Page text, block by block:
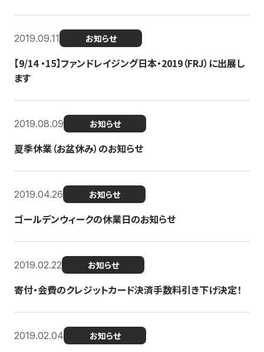
2019.09.11 お知らせ
【9/14 ・15】ファンドレイジング日本・2019（FRJ）に出展し
ます
2019.08.09 お知らせ
夏季休業（お盆休み）のお知らせ
2019.04.26 お知らせ
ゴールデンウィークの休業日のお知らせ
2019.02.22 お知らせ
寄付・会費のクレジットカード決済手数料引き下げ決定！
2019.02.04 お知らせ